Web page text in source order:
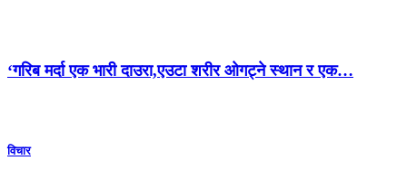
‘गरिब मर्दा एक भारी दाउरा,एउटा शरीर ओगट्ने स्थान र एक…
विचार